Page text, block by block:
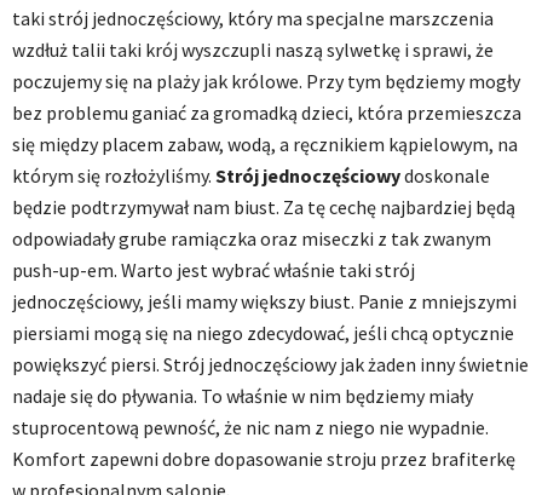
taki strój jednoczęściowy, który ma specjalne marszczenia
wzdłuż talii taki krój wyszczupli naszą sylwetkę i sprawi, że
poczujemy się na plaży jak królowe. Przy tym będziemy mogły
bez problemu ganiać za gromadką dzieci, która przemieszcza
się między placem zabaw, wodą, a ręcznikiem kąpielowym, na
którym się rozłożyliśmy. Strój jednoczęściowydoskonale
będzie podtrzymywał nam biust. Za tę cechę najbardziej będą
odpowiadały grube ramiączka oraz miseczki z tak zwanym
push-up-em. Warto jest wybrać właśnie taki strój
jednoczęściowy, jeśli mamy większy biust. Panie z mniejszymi
piersiami mogą się na niego zdecydować, jeśli chcą optycznie
powiększyć piersi. Strój jednoczęściowy jak żaden inny świetnie
nadaje się do pływania. To właśnie w nim będziemy miały
stuprocentową pewność, że nic nam z niego nie wypadnie.
Komfort zapewni dobre dopasowanie stroju przez brafiterkę
w profesjonalnym salonie.